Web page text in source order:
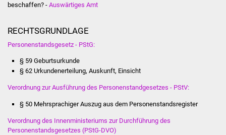
Beirat Süßener Vereine
Tourismus
beschaffen? - Auswärtiges Amt
RECHTSGRUNDLAGE
Personenstandsgesetz - PStG:
§ 59 Geburtsurkunde
§ 62 Urkundenerteilung, Auskunft, Einsicht
Verordnung zur Ausführung des Personenstandgesetzes - PStV:
§ 50 Mehrsprachiger Auszug aus dem Personenstandsregister
Verordnung des Innenministeriums zur Durchführung des
Personenstandsgesetzes (PStG-DVO)